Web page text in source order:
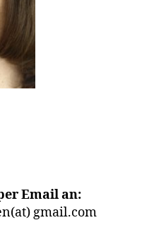
Email an:
gmail.com